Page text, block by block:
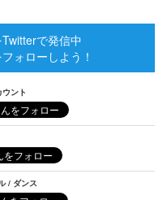
で発信中
ォローしよう！
ント
/ ダンス